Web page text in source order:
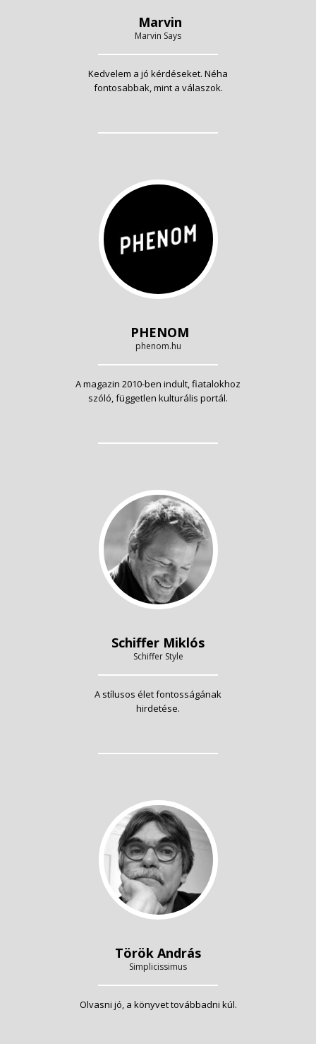
Marvin
Marvin Says
Kedvelem a jó kérdéseket. Néha
fontosabbak, mint a válaszok.
PHENOM
phenom.hu
A magazin 2010-ben indult, fiatalokhoz
szóló, független kulturális portál.
Schiffer Miklós
Schiffer Style
A stílusos élet fontosságának
hirdetése.
Török András
Simplicissimus
Olvasni jó, a könyvet továbbadni kúl.